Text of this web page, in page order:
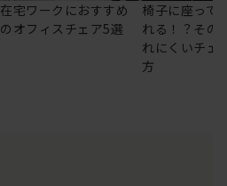
在宅ワークにおすすめ
のオフィスチェア5選
椅子に座って
れる！？その
れにくいチェ
方